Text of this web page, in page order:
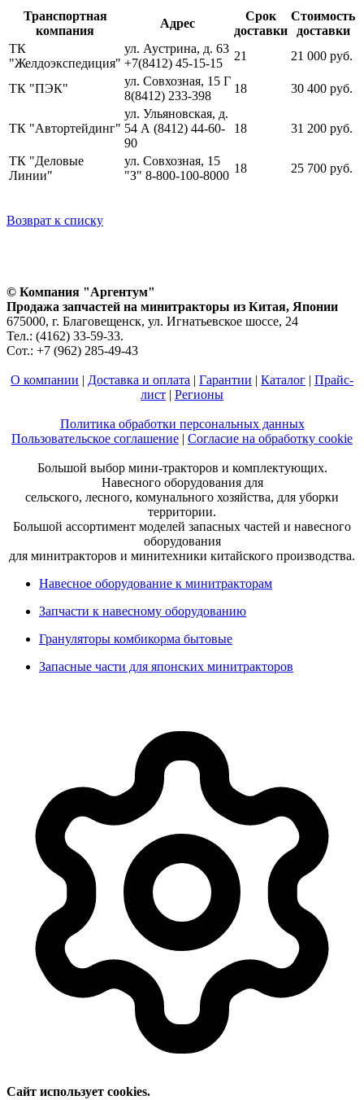
Транспортная
компания
Адрес
Срок
доставки
Стоимость
доставки
ТК
"Желдоэкспедиция"
ул. Аустрина, д. 63
+7(8412) 45-15-15
21 21 000 руб.
ТК "ПЭК"
ул. Совхозная, 15 Г
8(8412) 233-398
18 30 400 руб.
ТК "Автортейдинг"
ул. Ульяновская, д.
54 А (8412) 44-60-
90
18 31 200 руб.
ТК "Деловые
Линии"
ул. Совхозная, 15
"З" 8-800-100-8000
18 25 700 руб.
Возврат к списку
© Компания "Аргентум"
Продажа запчастей на минитракторы из Китая, Японии
675000, г. Благовещенск, ул. Игнатьевское шоссе, 24
Тел.: (4162) 33-59-33.
Сот.: +7 (962) 285-49-43
О компании | Доставка и оплата | Гарантии | Каталог | Прайс-
лист | Регионы
Политика обработки персональных данных
Пользовательское соглашение | Согласие на обработку cookie
Большой выбор мини-тракторов и комплектующих.
Навесного оборудования для
сельского, лесного, комунального хозяйства, для уборки
территории.
Большой ассортимент моделей запасных частей и навесного
оборудования
для минитракторов и минитехники китайского производства.
Навесное оборудование к минитракторам
Запчасти к навесному оборудованию
Грануляторы комбикорма бытовые
Запасные части для японских минитракторов
Сайт использует cookies.